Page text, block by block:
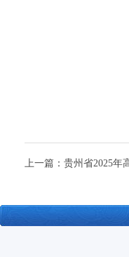
上一篇：贵州省2025年